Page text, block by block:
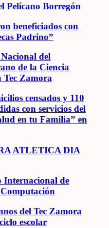
Pelícano Borregón
beneficiados con
Padrino”
del
de la Ciencia
Tec Zamora
censados y 110
con servicios del
en tu Familia” en
ATLETICA DIA
Internacional de
del Tec Zamora
escolar